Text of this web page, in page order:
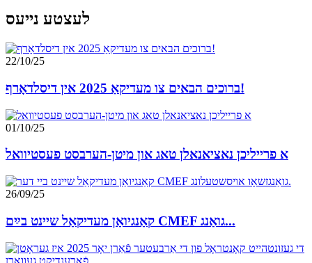
לעצטע נייעס
22/10/25
ברוכים הבאים צו מעדיקאַ 2025 אין דיסלדאָרף!
01/10/25
א פרייליכן נאציאנאלן טאג און מיטן-הערבסט פעסטיוואל
26/09/25
קאַנגיואַן מעדיקאַל שיינט בײַם CMEF גואַנג...